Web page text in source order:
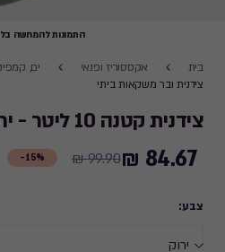
בית אקססוריז ופנאי
ים,
צידנית ובר משקאות ביתי
צידנית קטנה 10 ליטר - ירוק בהיר
Price
to
84.67 ₪
99.90 ₪
15%-
צבע:
התמונות להמחשה